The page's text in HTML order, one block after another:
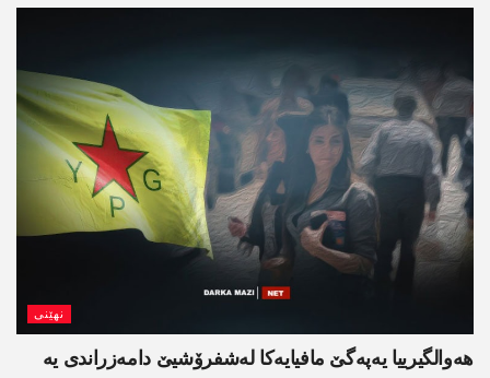
نھێنی
هه‌والگیرییا یه‌په‌گێ مافیایه‌كا له‌شفرۆشیێ دامه‌زراندی یه‌